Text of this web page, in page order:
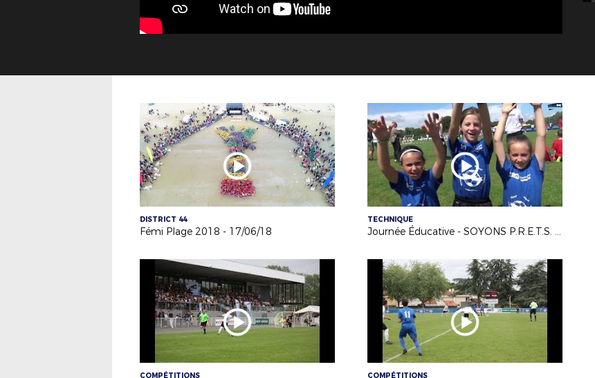
DISTRICT 44
Fémi Plage 2018 - 17/06/18
TECHNIQUE
Journée Éducative - SOYONS P.R.E.T.S. - 1ère édition - 09/06/18
COMPÉTITIONS COMPÉTITIONS